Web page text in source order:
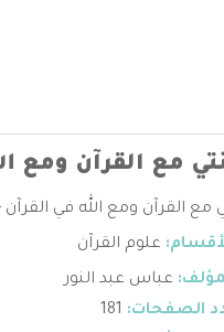
مع القرآن ومع
مع القرآن ومع الله في
علوم القرآن
عباس عبد النور
الصفحات: